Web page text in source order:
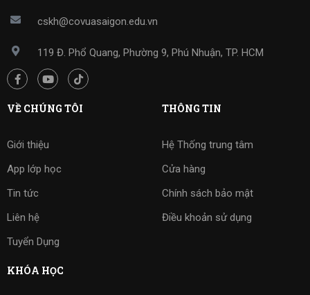
cskh@covuasaigon.edu.vn
119 Đ. Phổ Quang, Phường 9, Phú Nhuận, TP. HCM
VỀ CHÚNG TÔI
Giới thiệu
App lớp học
Tin tức
Liên hệ
Tuyển Dụng
THÔNG TIN
Hệ Thống trung tâm
Cửa hàng
Chính sách bảo mật
Điều khoản sử dụng
KHÓA HỌC